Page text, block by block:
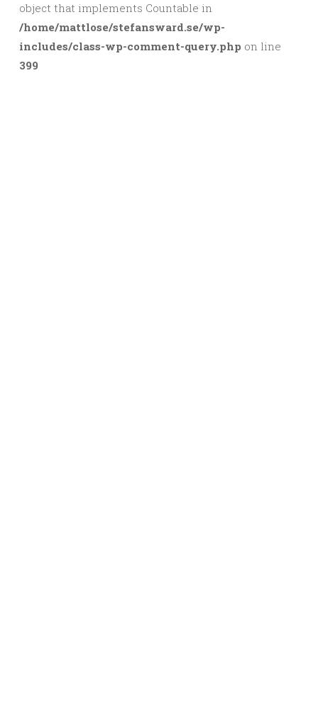
object that implements Countable in
/home/mattlose/stefansward.se/wp-
includes/class-wp-comment-query.php on line
399